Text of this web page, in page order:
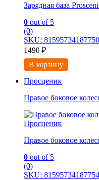
Зарядная база
0 out of 5
(0)
SKU:
1490 ₽
В корзину
Просценик
Правое боковое
Просценик
Правое боковое
0 out of 5
(0)
SKU: